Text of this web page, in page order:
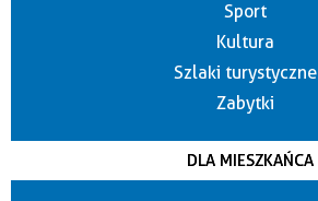
Sport
Kultura
Szlaki turystyczne
Zabytki
DLA MIESZKAŃCA